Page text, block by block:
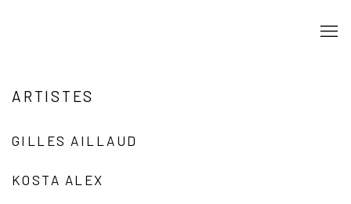
ARTISTES
GILLES AILLAUD
KOSTA ALEX